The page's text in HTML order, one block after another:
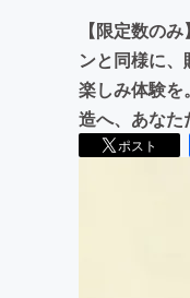
【限定数の
ンと同様に
楽しみ体験を
造へ、あなた
ポスト